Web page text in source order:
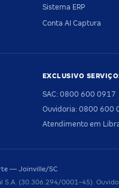
Sistema ERP
Conta AI Captura
EXCLUSIVO
SAC: 0800 600 0917
Ouvidoria: 0800 600
Atendimento em
— Joinville/SC
(30.306.294/0001-45).